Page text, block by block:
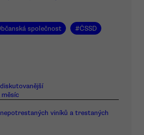
společnost #ČSSD
měsíc
viníků a trestaných